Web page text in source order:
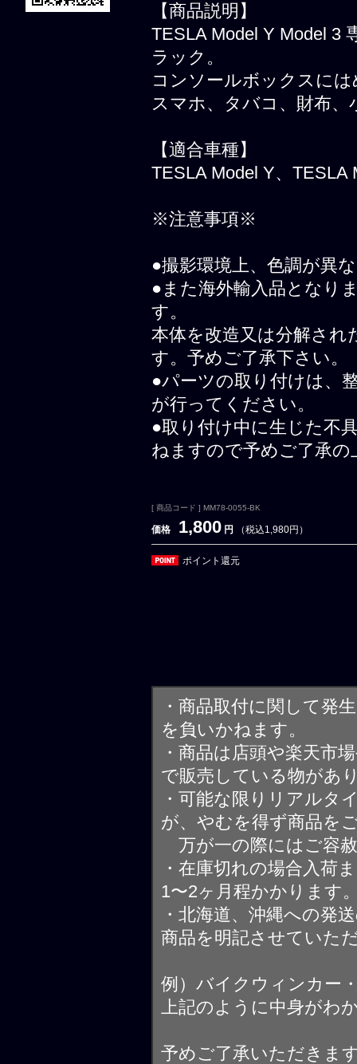
【商品説明】
TESLA Model Y Model 3
ラック。
コンソールボックスに
スマホ、タバコ、財布
【適合車種】
TESLA Model Y、TESLA
※注意事項※
●撮影環境上、色調が異
●また海外輸入品となり
す。
本体を改造又は分解され
す。予めご了承下さい。
●パーツの取り付けは、
が行ってください。
●取り付け中に生じた不
ねますので予めご了承
[ 商品コード ] MM78-0055-BK
価格 1,800 円 （税込1,980円）
ポイント還元
・商品取付に関して発
を負いかねます。
・商品は店頭や楽天市
で販売している物があ
・可能な限りリアルタ
が、やむを得ず商品を
万が一の際にはご容
・在庫切れの場合入荷
1〜2ヶ月程かかります
・北海道、沖縄への発
商品を明記させていた
例）バイクウィンカー
上記のように中身がわ
予めご了承いただきま